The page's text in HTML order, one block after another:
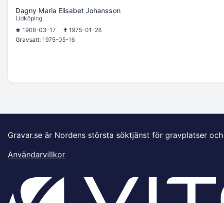
Dagny Maria Elisabet Johansson
Lidköping
1908-03-17
1975-01-28
Gravsatt: 1975-05-16
Gravar.se är Nordens största söktjänst för gravplatser
Användarvillkor